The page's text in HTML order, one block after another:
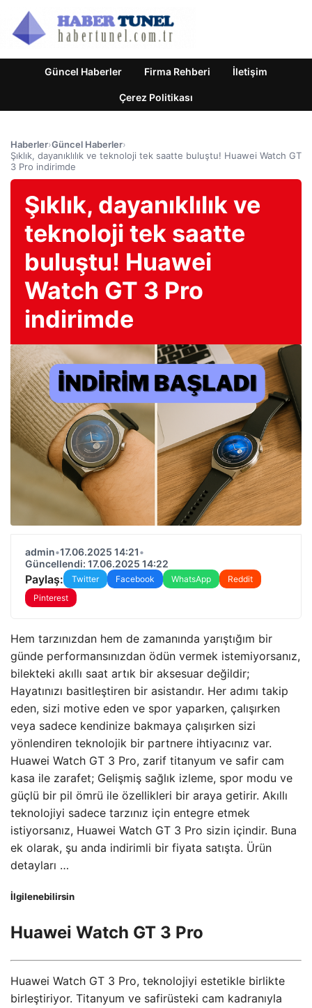
Güncel Haberler Firma Rehberi İletişim
Çerez Politikası
Haberler›Güncel Haberler›
Şıklık, dayanıklılık ve teknoloji tek saatte buluştu! Huawei Watch GT
3 Pro indirimde
Şıklık, dayanıklılık ve
teknoloji tek saatte
buluştu! Huawei
Watch GT 3 Pro
indirimde
admin•17.06.2025 14:21•
Güncellendi: 17.06.2025 14:22
Paylaş: Twitter Facebook WhatsApp
Reddit
Pinterest
Hem tarzınızdan hem de zamanında yarıştığım bir
günde performansınızdan ödün vermek istemiyorsanız,
bilekteki akıllı saat artık bir aksesuar değildir;
Hayatınızı basitleştiren bir asistandır. Her adımı takip
eden, sizi motive eden ve spor yaparken, çalışırken
veya sadece kendinize bakmaya çalışırken sizi
yönlendiren teknolojik bir partnere ihtiyacınız var.
Huawei Watch GT 3 Pro, zarif titanyum ve safir cam
kasa ile zarafet; Gelişmiş sağlık izleme, spor modu ve
güçlü bir pil ömrü ile özellikleri bir araya getirir. Akıllı
teknolojiyi sadece tarzınız için entegre etmek
istiyorsanız, Huawei Watch GT 3 Pro sizin içindir. Buna
ek olarak, şu anda indirimli bir fiyata satışta. Ürün
detayları …
İlgilenebilirsin
Huawei Watch GT 3 Pro
Huawei Watch GT 3 Pro, teknolojiyi estetikle birlikte
birleştiriyor. Titanyum ve safirüsteki cam kadranıyla